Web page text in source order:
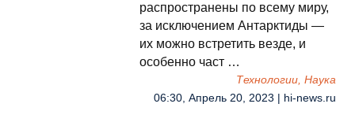
распространены по всему миру,
за исключением Антарктиды —
их можно встретить везде, и
особенно част …
Технологии, Наука
06:30, Апрель 20, 2023 | hi-news.ru